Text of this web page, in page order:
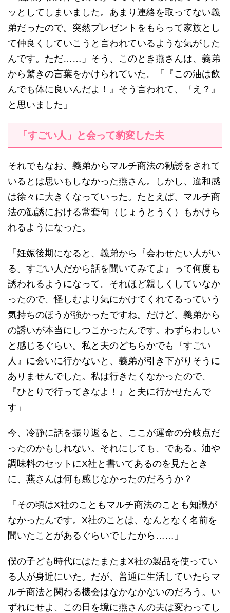
ッとしてしまいました。あまり連絡を取ってない義
弟だったので。突然プレゼントをもらって家族とし
て仲良くしていこうと言われているような気がした
んです。ただ……」そう、このとき燕さんは、義弟
から驚きの言葉をかけられていた。「『この油は飲
んでも体に良いんだよ！』そう言われて、『え？』
と思いました」
「すごい人」と会って豹変した夫
それでもなお、義弟からマルチ商法の勧誘をされて
いるとは思いもしなかった燕さん。しかし、違和感
は徐々に大きくなっていった。たとえば、マルチ商
法の勧誘における常套句（じょうとうく）もかけら
れるようになった。
「妊娠後期になると、義弟から『会わせたい人がい
る。すごい人だから話を聞いてみてよ』って何度も
誘われるようになって。それほど親しくしていなか
ったので、怪しむより気にかけてくれてるっていう
気持ちのほうが強かったですね。だけど、義弟から
の誘いが本当にしつこかったんです。わずらわしい
と感じるぐらい。私と夫のどちらかでも『すごい
人』に会いに行かないと、義弟が引き下がりそうに
ありませんでした。私は行きたくなかったので、
『ひとりで行ってきなよ！』と夫に行かせたんで
す」
今、冷静に話を振り返ると、ここが運命の分岐点だ
ったのかもしれない。それにしても、である。油や
調味料のセットにX社と書いてあるのを見たとき
に、燕さんは何も感じなかったのだろうか？
「その頃はX社のこともマルチ商法のことも知識が
なかったんです。X社のことは、なんとなく名前を
聞いたことがあるぐらいでしたから……」
僕の子ども時代にはたまたまX社の製品を使ってい
る人が身近にいた。だが、普通に生活していたらマ
ルチ商法と関わる機会はなかなかないのだろう。い
ずれにせよ、この日を境に燕さんの夫は変わってし